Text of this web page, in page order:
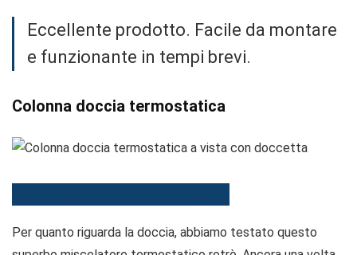
Eccellente prodotto. Facile da montare
e funzionante in tempi brevi.
Colonna doccia termostatica
Per quanto riguarda la doccia, abbiamo testato questo